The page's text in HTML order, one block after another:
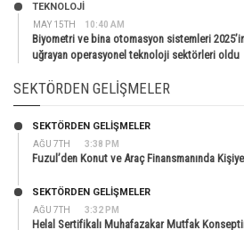
MAY 15TH 10:40 AM
TEKNOLOJİ
Biyometri ve bina otomasyon sistemleri
uğrayan operasyonel teknoloji sektörleri oldu
SEKTÖRDEN GELIŞMELER
AĞU 7TH 3:38 PM
SEKTÖRDEN GELIŞMELER
Fuzul’den Konut ve Araç Finansmanında
AĞU 7TH 3:32 PM
SEKTÖRDEN GELIŞMELER
Helal Sertifikalı Muhafazakar Mutfak